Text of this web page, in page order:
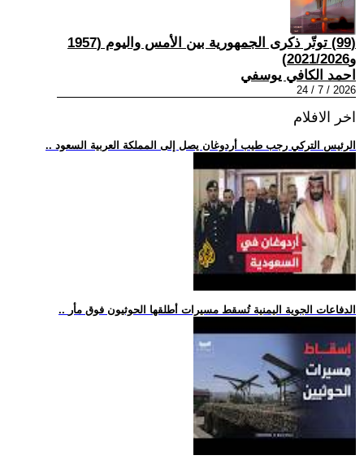
(99) توتّر ذكرى الجمهورية بين الأمس واليوم (1957
و2021/2026)
احمد الكافي يوسفي
2026 / 7 / 24
اخر الافلام
.. الرئيس التركي رجب طيب أردوغان يصل إلى المملكة العربية السعود
.. الدفاعات الجوية اليمنية تُسقط مسيرات أطلقها الحوثيون فوق مأر